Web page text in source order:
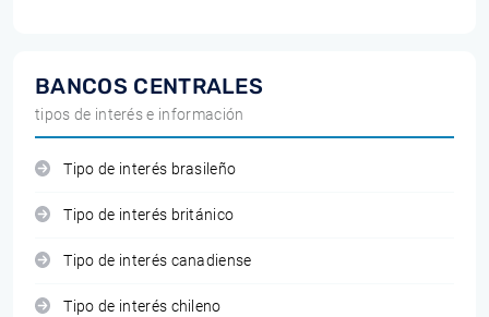
BANCOS CENTRALES
tipos de interés e información
Tipo de interés brasileño
Tipo de interés británico
Tipo de interés canadiense
Tipo de interés chileno